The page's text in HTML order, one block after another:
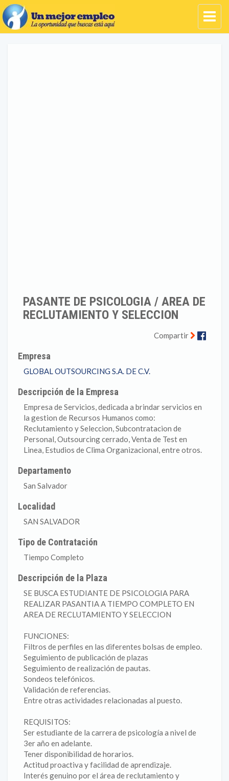
PASANTE DE PSICOLOGIA / AREA DE
RECLUTAMIENTO Y SELECCION
Compartir
Empresa
GLOBAL OUTSOURCING S.A. DE C.V.
Descripción de la Empresa
Empresa de Servicios, dedicada a brindar servicios en
la gestion de Recursos Humanos como:
Reclutamiento y Seleccion, Subcontratacion de
Personal, Outsourcing cerrado, Venta de Test en
Linea, Estudios de Clima Organizacional, entre otros.
Departamento
San Salvador
Localidad
SAN SALVADOR
Tipo de Contratación
Tiempo Completo
Descripción de la Plaza
SE BUSCA ESTUDIANTE DE PSICOLOGIA PARA
REALIZAR PASANTIA A TIEMPO COMPLETO EN
AREA DE RECLUTAMIENTO Y SELECCION
FUNCIONES:
Filtros de perfiles en las diferentes bolsas de empleo.
Seguimiento de publicación de plazas
Seguimiento de realización de pautas.
Sondeos telefónicos.
Validación de referencias.
Entre otras actividades relacionadas al puesto.
REQUISITOS:
Ser estudiante de la carrera de psicología a nivel de
3er año en adelante.
Tener disponibilidad de horarios.
Actitud proactiva y facilidad de aprendizaje.
Interés genuino por el área de reclutamiento y